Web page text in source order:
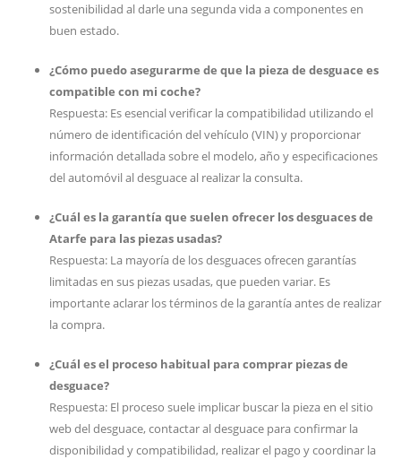
sostenibilidad al darle una segunda vida a componentes en
buen estado.
¿Cómo puedo asegurarme de que la pieza de desguace es
compatible con mi coche?
Respuesta: Es esencial verificar la compatibilidad utilizando el
número de identificación del vehículo (VIN) y proporcionar
información detallada sobre el modelo, año y especificaciones
del automóvil al desguace al realizar la consulta.
¿Cuál es la garantía que suelen ofrecer los desguaces de
Atarfe para las piezas usadas?
Respuesta: La mayoría de los desguaces ofrecen garantías
limitadas en sus piezas usadas, que pueden variar. Es
importante aclarar los términos de la garantía antes de realizar
la compra.
¿Cuál es el proceso habitual para comprar piezas de
desguace?
Respuesta: El proceso suele implicar buscar la pieza en el sitio
web del desguace, contactar al desguace para confirmar la
disponibilidad y compatibilidad, realizar el pago y coordinar la